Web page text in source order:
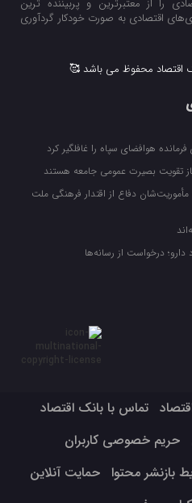
را از معتبرترین و پربیننده ترین
اقتصادی به صورت خودکار گردآوری
اقتصاد محفوظ می باشد 🥰
هوافضای سپاه را غافلگیر کرد
تقویت بصیرت عمومی جامعه هستند
دفاع از اقتدار فرهنگی ملت
دارو؛ درخواست از رسانه‌ها
تماس با بانک اقتصاد
حریم خصوصی کاربران
بازنشر محتوا
حمایت آنلاین